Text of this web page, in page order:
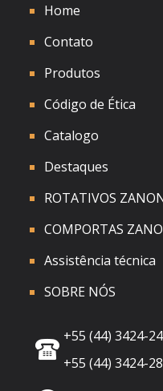
Home
Contato
Produtos
Código de Ética
Catalogo
Destaques
ROTATIVOS
COMPORTAS
Assistência técnica
SOBRE NÓS
+55 (44) 3424-
+55 (44) 3424-